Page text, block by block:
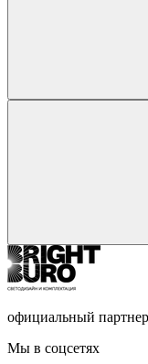
официальный
Мы в соцсетях